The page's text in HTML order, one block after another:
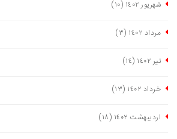
شهریور ١٤٠٢ (١٠)
مرداد ١٤٠٢ (٣)
تیر ١٤٠٢ (١٤)
خرداد ١٤٠٢ (١٣)
اردیبهشت ١٤٠٢ (١٨)